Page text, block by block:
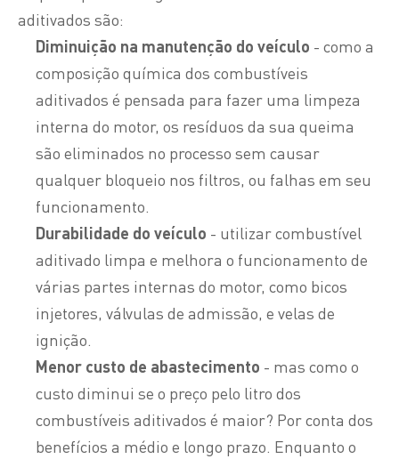
aditivados são:
Diminuição na manutenção do veículo - como a
composição química dos combustíveis
aditivados é pensada para fazer uma limpeza
interna do motor, os resíduos da sua queima
são eliminados no processo sem causar
qualquer bloqueio nos filtros, ou falhas em seu
funcionamento.
Durabilidade do veículo - utilizar combustível
aditivado limpa e melhora o funcionamento de
várias partes internas do motor, como bicos
injetores, válvulas de admissão, e velas de
ignição.
Menor custo de abastecimento - mas como o
custo diminui se o preço pelo litro dos
combustíveis aditivados é maior? Por conta dos
benefícios a médio e longo prazo. Enquanto o